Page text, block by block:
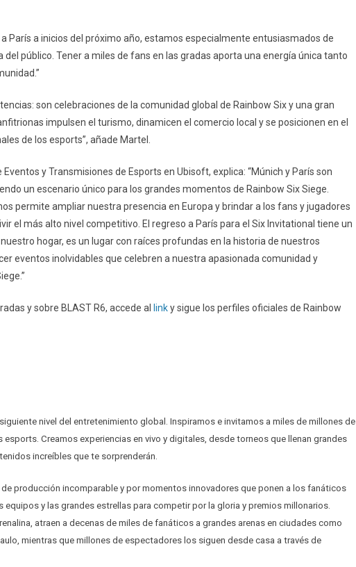
París a inicios del próximo año, estamos especialmente entusiasmados de
público. Tener a miles de fans en las gradas aporta una energía única tanto
son celebraciones de la comunidad global de Rainbow Six y una gran
impulsen el turismo, dinamicen el comercio local y se posicionen en el
de los esports”, añade Martel.
y Transmisiones de Esports en Ubisoft, explica: “Múnich y París son
un escenario único para los grandes momentos de Rainbow Six Siege.
permite ampliar nuestra presencia en Europa y brindar a los fans y jugadores
el más alto nivel competitivo. El regreso a París para el Six Invitational tiene un
hogar, es un lugar con raíces profundas en la historia de nuestros
eventos inolvidables que celebren a nuestra apasionada comunidad y
y sobre BLAST R6, accede al linky sigue los perfiles oficiales de Rainbow
nivel del entretenimiento global. Inspiramos e invitamos a miles de millones de
Creamos experiencias en vivo y digitales, desde torneos que llenan grandes
increíbles que te sorprenderán.
producción incomparable y por momentos innovadores que ponen a los fanáticos
equipos y las grandes estrellas para competir por la gloria y premios millonarios.
atraen a decenas de miles de fanáticos a grandes arenas en ciudades como
mientras que millones de espectadores los siguen desde casa a través de